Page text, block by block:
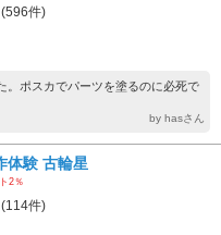
(596件)
。ポスカでパーツを塗るのに必死で
by hasさん
体験 古輪星
2％
(114件)